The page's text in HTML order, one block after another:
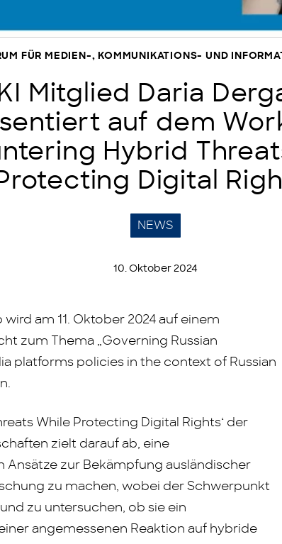
FÜR MEDIEN-, KOMMUNIKATIONS- UND
Mitglied Daria
auf dem
Hybrid
Digital
NEWS
10. Oktober 2024
wird am 11. Oktober 2024 auf einem
zum Thema „Governing Russian
platforms policies in the context of Russian
While Protecting Digital Rights‘ der
zielt darauf ab, eine
Ansätze zur Bekämpfung ausländischer
zu machen, wobei der Schwerpunkt
zu untersuchen, ob sie ein
angemessenen Reaktion auf hybride